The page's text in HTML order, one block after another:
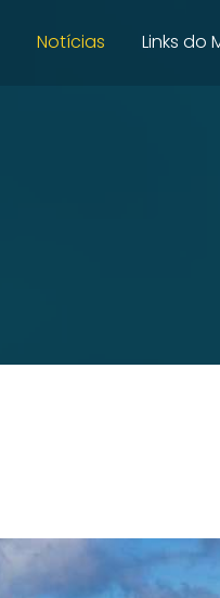
Notícias Links do